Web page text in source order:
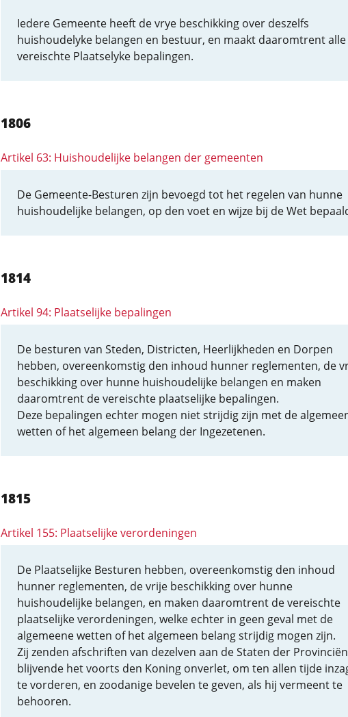
Iedere Gemeente heeft de vrye beschikking over deszelfs
huishoudelyke belangen en bestuur, en maakt daaromtrent alle
vereischte Plaatselyke bepalingen.
1806
Artikel 63: Huishoudelijke belangen der gemeenten
De Gemeente-Besturen zijn bevoegd tot het regelen van hunne
huishoudelijke belangen, op den voet en wijze bij de Wet
1814
Artikel 94: Plaatselijke bepalingen
De besturen van Steden, Districten, Heerlijkheden en Dorpen
hebben, overeenkomstig den inhoud hunner reglementen, de
beschikking over hunne huishoudelijke belangen en maken
daaromtrent de vereischte plaatselijke bepalingen.
Deze bepalingen echter mogen niet strijdig zijn met de
wetten of het algemeen belang der Ingezetenen.
1815
Artikel 155: Plaatselijke verordeningen
De Plaatselijke Besturen hebben, overeenkomstig den inhoud
hunner reglementen, de vrije beschikking over hunne
huishoudelijke belangen, en maken daaromtrent de vereischte
plaatselijke verordeningen, welke echter in geen geval met de
algemeene wetten of het algemeen belang strijdig mogen zijn.
Zij zenden afschriften van dezelven aan de Staten der
blijvende het voorts den Koning onverlet, om ten allen tijde
te vorderen, en zoodanige bevelen te geven, als hij vermeent te
behooren.